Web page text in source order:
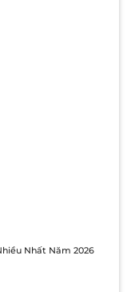
Nhất Năm 2026